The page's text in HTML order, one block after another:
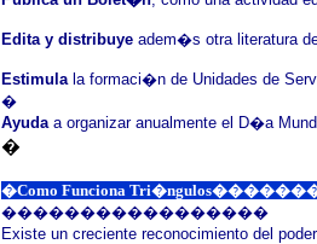
Edita y distribuye adem�s otra literatura
Estimulala formaci�n de Unidades de
�
Ayudaa organizar anualmente el D�a
�
�Como Funciona
�����������������
Existe un creciente reconocimiento del